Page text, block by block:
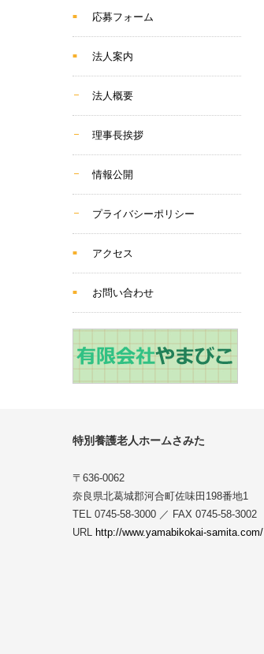
応募フォーム
法人案内
法人概要
理事長挨拶
情報公開
プライバシーポリシー
アクセス
お問い合わせ
特別養護老人ホームさみた
〒636-0062
奈良県北葛城郡河合町佐味田198番地1
TEL 0745-58-3000 ／ FAX 0745-58-3002
URL http://www.yamabikokai-samita.com/